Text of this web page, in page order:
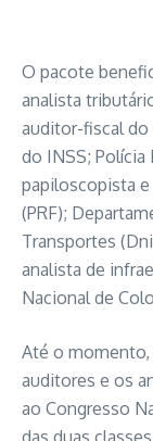
O pacote
analista
auditor-fiscal
do INSS; Polícia
papiloscopista e
(PRF);
Transportes
analista de
Nacional de
Até o
auditores e os
ao Congresso